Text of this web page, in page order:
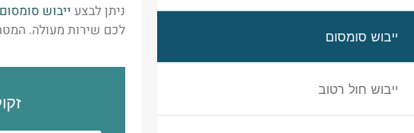
ייבוש סומסום
ייבוש חול רטוב
ניתן לבצע ייבוש סומסום
לכם שירות מעולה.